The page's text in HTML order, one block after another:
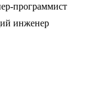
программист
инженер